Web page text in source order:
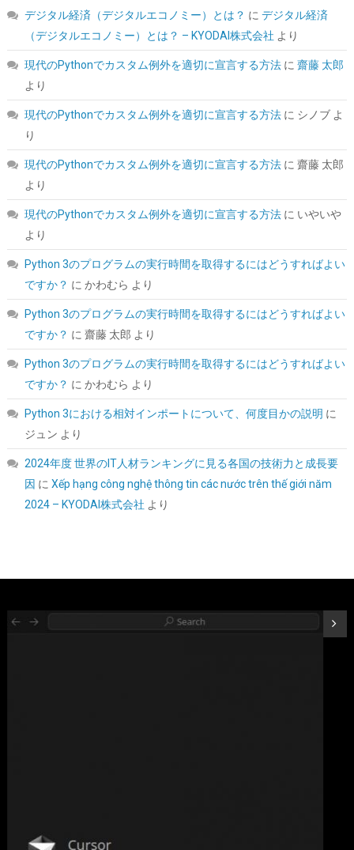
Red Plus 内蔵 HDD 8TB CMR 3.5インチ SATA 5640rpm キャッシ
ュ256MB NAS メーカー保証3年 WD80EFAX-AJP エコパッケージ
【国内正規取扱代理店】
(542397) GBP 262.78 (2026-08-10 04:05 GMT +09:00 時点 -詳細は
こちら
KingSpec SSD 1TB SATAIII 6Gb/s 2.5インチ内蔵SSD 最大読込
570MB/s 3D NAND メーカー保証3年
( 5434011) GBP 91.30
デジタル経済（デジタルエコノミー）とは？ に デジタル経済
（デジタルエコノミー）とは？ – KYODAI株式会社 より
現代のPythonでカスタム例外を適切に宣言する方法に 齋藤 太郎
より
現代のPythonでカスタム例外を適切に宣言する方法に シノブよ
り
現代のPythonでカスタム例外を適切に宣言する方法に 齋藤 太郎
より
現代のPythonでカスタム例外を適切に宣言する方法に いやいや
より
Python 3のプログラムの実行時間を取得するにはどうすればよい
ですか？ に かわむら より
Python 3のプログラムの実行時間を取得するにはどうすればよい
ですか？ に 齋藤 太郎 より
Python 3のプログラムの実行時間を取得するにはどうすればよい
ですか？ に かわむら より
Python 3における相対インポートについて、何度目かの説明 に
ジュン より
2024年度 世界のIT人材ランキングに見る各国の技術力と成長要
因 に Xếp hạng công nghệ thông tin các nước trên thế giới năm
2024 – KYODAI株式会社 より